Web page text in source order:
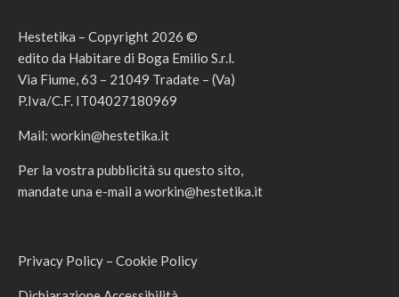
Hestetika – Copyright 2026 ©
edito da Habitare di Boga Emilio S.r.l.
Via Fiume, 63 – 21049 Tradate – (Va)
P.Iva/C.F. IT04027180969
Mail: workin@hestetika.it
Per la vostra pubblicità su questo sito,
mandate una e-mail a workin@hestetika.it
Privacy Policy – Cookie Policy